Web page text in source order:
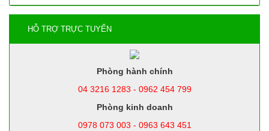
HỖ TRỢ TRỰC TUYẾN
Phòng hành chính
04 3216 1283 - 0962 454 799
Phòng kinh doanh
0978 073 003 - 0963 643 451